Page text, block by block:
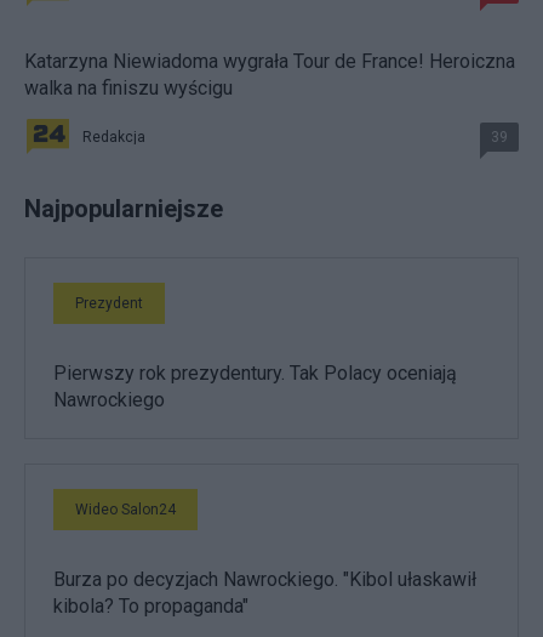
Katarzyna Niewiadoma wygrała Tour de France! Heroiczna
walka na finiszu wyścigu
Redakcja 39
Najpopularniejsze
Prezydent
Pierwszy rok prezydentury. Tak Polacy oceniają
Nawrockiego
Wideo Salon24
Burza po decyzjach Nawrockiego. "Kibol ułaskawił
kibola? To propaganda"